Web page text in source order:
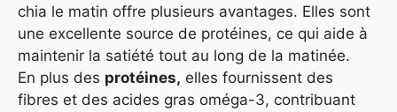
chia le matin offre plusieurs avantages. Elles sont
une excellente source de protéines, ce qui aide à
maintenir la satiété tout au long de la matinée.
En plus des protéines, elles fournissent des
fibres et des acides gras oméga-3, contribuant